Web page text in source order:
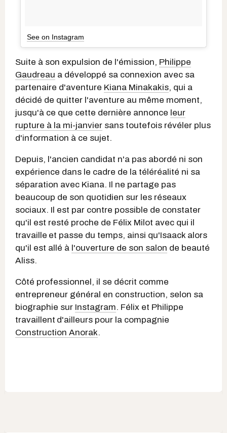
See on Instagram
Suite à son expulsion de l'émission, Philippe
Gaudreau a développé sa connexion avec sa
partenaire d'aventure Kiana Minakakis, qui a
décidé de quitter l'aventure au même moment,
jusqu'à ce que cette dernière annonce leur
rupture à la mi-janvier sans toutefois révéler plus
d'information à ce sujet.
Depuis, l'ancien candidat n'a pas abordé ni son
expérience dans le cadre de la téléréalité ni sa
séparation avec Kiana. Il ne partage pas
beaucoup de son quotidien sur les réseaux
sociaux. Il est par contre possible de constater
qu'il est resté proche de Félix Milot avec qui il
travaille et passe du temps, ainsi qu'Isaack alors
qu'il est allé à l'ouverture de son salon de beauté
Aliss.
Côté professionnel, il se décrit comme
entrepreneur général en construction, selon sa
biographie sur Instagram. Félix et Philippe
travaillent d'ailleurs pour la compagnie
Construction Anorak.